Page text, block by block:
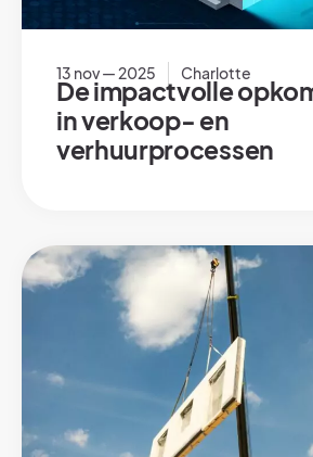
13 nov — 2025 Charlotte
De impactvolle
in verkoop- en
verhuurprocessen